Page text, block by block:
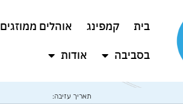
בית קמפינג אוהלים ממוזגים
בסביבה אודות
תאריך עזיבה: